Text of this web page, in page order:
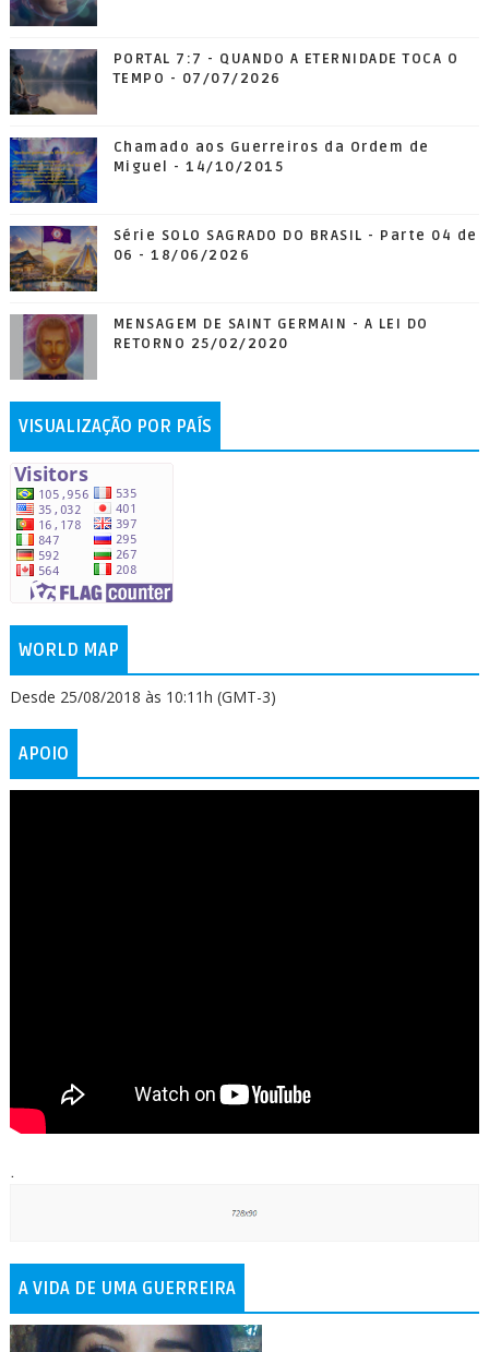
PORTAL 7:7 - QUANDO A ETERNIDADE TOCA O
TEMPO - 07/07/2026
Chamado aos Guerreiros da Ordem de
Miguel - 14/10/2015
Série SOLO SAGRADO DO BRASIL - Parte 04 de
06 - 18/06/2026
MENSAGEM DE SAINT GERMAIN - A LEI DO
RETORNO 25/02/2020
VISUALIZAÇÃO POR PAÍS
WORLD MAP
Desde 25/08/2018 às 10:11h (GMT-3)
APOIO
.
A VIDA DE UMA GUERREIRA